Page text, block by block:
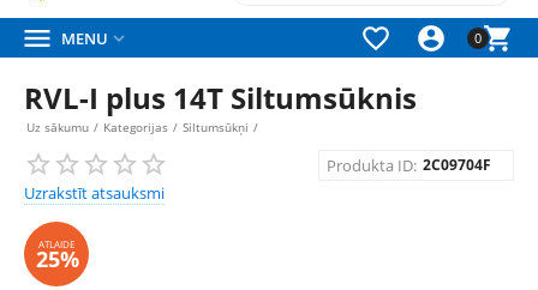
0


 MENU 
RVL-I plus 14T Siltumsūknis
Uz sākumu / Kategorijas / Siltumsūkņi /
Uzrakstīt atsauksmi
Produkta ID: 2C09704F
ATLAIDE
25%